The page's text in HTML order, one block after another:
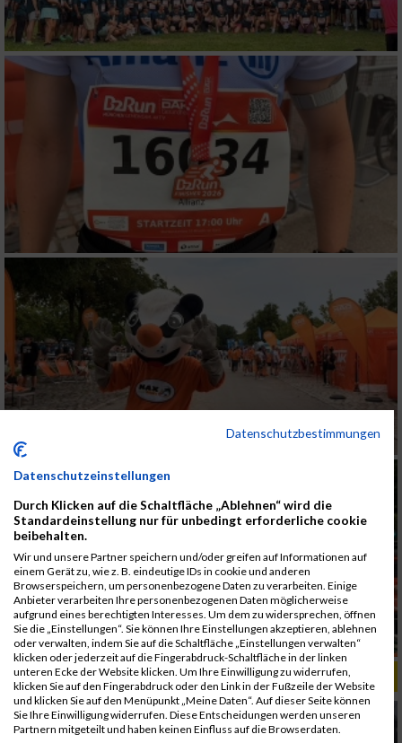
ALBUM B2RUN KÖLN / 05.09.2019
Datenschutzbestimmungen
Datenschutzeinstellungen
Durch Klicken auf die Schaltfläche „Ablehnen“ wird die
Standardeinstellung nur für unbedingt erforderliche cookie
beibehalten.
Wir und unsere Partner speichern und/oder greifen auf Informationen auf
einem Gerät zu, wie z. B. eindeutige IDs in cookie und anderen
Browserspeichern, um personenbezogene Daten zu verarbeiten. Einige
Anbieter verarbeiten Ihre personenbezogenen Daten möglicherweise
aufgrund eines berechtigten Interesses. Um dem zu widersprechen, öffnen
Sie die „Einstellungen“. Sie können Ihre Einstellungen akzeptieren, ablehnen
oder verwalten, indem Sie auf die Schaltfläche „Einstellungen verwalten“
klicken oder jederzeit auf die Fingerabdruck-Schaltfläche in der linken
unteren Ecke der Website klicken. Um Ihre Einwilligung zu widerrufen,
klicken Sie auf den Fingerabdruck oder den Link in der Fußzeile der Website
und klicken Sie auf den Menüpunkt „Meine Daten“. Auf dieser Seite können
Sie Ihre Einwilligung widerrufen. Diese Entscheidungen werden unseren
Partnern mitgeteilt und haben keinen Einfluss auf die Browserdaten.